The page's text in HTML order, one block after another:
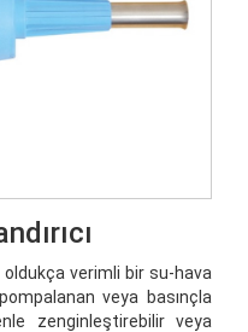
verimli bir su-hava
veya basınçla
zenginleştirebilir veya